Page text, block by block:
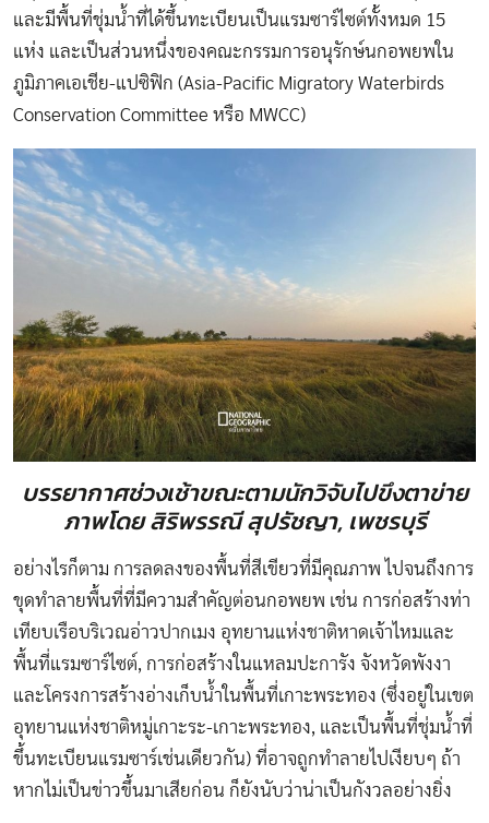
และมีพื้นที่ชุ่มน้ำที่ได้ขึ้นทะเบียนเป็นแรมซาร์ไซต์ทั้งหมด 15
แห่ง และเป็นส่วนหนึ่งของคณะกรรมการอนุรักษ์นกอพยพใน
ภูมิภาคเอเชีย-แปซิฟิก (Asia-Pacific Migratory Waterbirds
Conservation Committee หรือ MWCC)
บรรยากาศช่วงเช้าขณะตามนักวิจับไปขึงตาข่าย
ภาพโดย สิริพรรณี สุปรัชญา, เพชรบุรี
อย่างไรก็ตาม การลดลงของพื้นที่สีเขียวที่มีคุณภาพ ไปจนถึงการ
ขุดทำลายพื้นที่ที่มีความสำคัญต่อนกอพยพ เช่น การก่อสร้างท่า
เทียบเรือบริเวณอ่าวปากเมง อุทยานแห่งชาติหาดเจ้าไหมและ
พื้นที่แรมซาร์ไซต์, การก่อสร้างในแหลมปะการัง จังหวัดพังงา
และโครงการสร้างอ่างเก็บน้ำในพื้นที่เกาะพระทอง (ซึ่งอยู่ในเขต
อุทยานแห่งชาติหมู่เกาะระ-เกาะพระทอง, และเป็นพื้นที่ชุ่มน้ำที่
ขึ้นทะเบียนแรมซาร์เช่นเดียวกัน) ที่อาจถูกทำลายไปเงียบๆ ถ้า
หากไม่เป็นข่าวขึ้นมาเสียก่อน ก็ยังนับว่าน่าเป็นกังวลอย่างยิ่ง